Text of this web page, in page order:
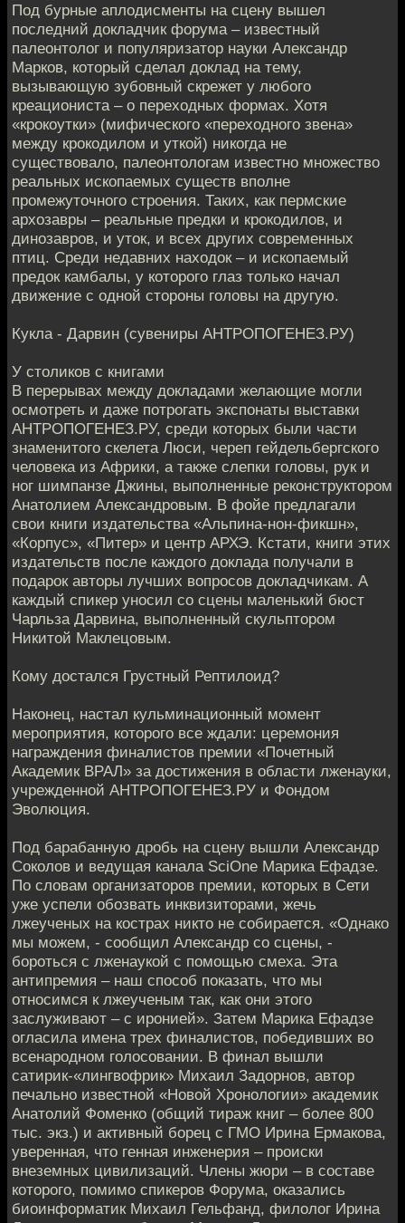
Под бурные аплодисменты на сцену вышел
последний докладчик форума – известный
палеонтолог и популяризатор науки Александр
Марков, который сделал доклад на тему,
вызывающую зубовный скрежет у любого
креациониста – о переходных формах. Хотя
«крокоутки» (мифического «переходного звена»
между крокодилом и уткой) никогда не
существовало, палеонтологам известно множество
реальных ископаемых существ вполне
промежуточного строения. Таких, как пермские
архозавры – реальные предки и крокодилов, и
динозавров, и уток, и всех других современных
птиц. Среди недавних находок – и ископаемый
предок камбалы, у которого глаз только начал
движение с одной стороны головы на другую.
Кукла - Дарвин (сувениры АНТРОПОГЕНЕЗ.РУ)
У столиков с книгами
В перерывах между докладами желающие могли
осмотреть и даже потрогать экспонаты выставки
АНТРОПОГЕНЕЗ.РУ, среди которых были части
знаменитого скелета Люси, череп гейдельбергского
человека из Африки, а также слепки головы, рук и
ног шимпанзе Джины, выполненные реконструктором
Анатолием Александровым. В фойе предлагали
свои книги издательства «Альпина-нон-фикшн»,
«Корпус», «Питер» и центр АРХЭ. Кстати, книги этих
издательств после каждого доклада получали в
подарок авторы лучших вопросов докладчикам. А
каждый спикер уносил со сцены маленький бюст
Чарльза Дарвина, выполненный скульптором
Никитой Маклецовым.
Кому достался Грустный Рептилоид?
Наконец, настал кульминационный момент
мероприятия, которого все ждали: церемония
награждения финалистов премии «Почетный
Академик ВРАЛ» за достижения в области лженауки,
учрежденной АНТРОПОГЕНЕЗ.РУ и Фондом
Эволюция.
Под барабанную дробь на сцену вышли Александр
Соколов и ведущая канала SciOne Марика Ефадзе.
По словам организаторов премии, которых в Сети
уже успели обозвать инквизиторами, жечь
лжеученых на кострах никто не собирается. «Однако
мы можем, - сообщил Александр со сцены, -
бороться с лженаукой с помощью смеха. Эта
антипремия – наш способ показать, что мы
относимся к лжеученым так, как они этого
заслуживают – с иронией». Затем Марика Ефадзе
огласила имена трех финалистов, победивших во
всенародном голосовании. В финал вышли
сатирик-«лингвофрик» Михаил Задорнов, автор
печально известной «Новой Хронологии» академик
Анатолий Фоменко (общий тираж книг – более 800
тыс. экз.) и активный борец с ГМО Ирина Ермакова,
уверенная, что генная инженерия – происки
внеземных цивилизаций. Члены жюри – в составе
которого, помимо спикеров Форума, оказались
биоинформатик Михаил Гельфанд, филолог Ирина